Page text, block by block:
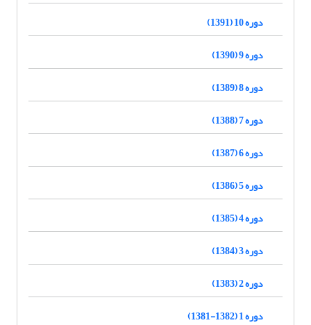
دوره 10 (1391)
دوره 9 (1390)
دوره 8 (1389)
دوره 7 (1388)
دوره 6 (1387)
دوره 5 (1386)
دوره 4 (1385)
دوره 3 (1384)
دوره 2 (1383)
دوره 1 (1382-1381)